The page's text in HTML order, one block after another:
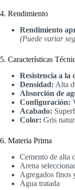
4. Rendimiento
Rendimiento
(Puede variar
5. Características
Resistencia a la
Densidad: Alta
Absorción de
Configuración:
Acabado:
Color: Gris
6. Materia Prima
Cemento de alta
Arena
Agregados finos
Agua tratada